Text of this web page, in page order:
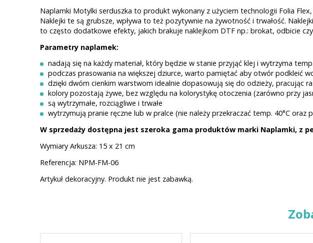
Naplamki Motylki serduszka to produkt wykonany z użyciem technologii Folia
Naklejki te są grubsze, wpływa to też pozytywnie na żywotność i trwałość.
to często dodatkowe efekty, jakich brakuje naklejkom DTF np.: brokat, odbicie
Parametry naplamek:
nadają się na każdy materiał, który będzie w stanie przyjąć klej i wytrzyma
podczas prasowania na większej dziurce, warto pamiętać aby otwór podkleić
dzięki dwóm cienkim warstwom idealnie dopasowują się do odzieży, pracując
kolory pozostają żywe, bez względu na kolorystykę otoczenia (zarówno przy
są wytrzymałe, rozciągliwe i trwałe
wytrzymują pranie ręczne lub w pralce (nie należy przekraczać temp. 40°C oraz
W sprzedaży dostępna jest szeroka gama produktów marki Naplamki, z
Wymiary Arkusza: 15 x 21 cm
Referencja: NPM-FM-06
Artykuł dekoracyjny. Produkt nie jest zabawką.